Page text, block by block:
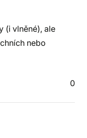
(i vlněné), ale
nebo
0